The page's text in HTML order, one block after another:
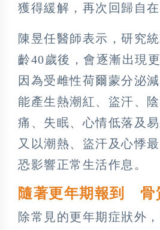
獲得緩解，再次回歸自在
陳昱任醫師表示，研究
齡40歲後，會逐漸出現
因為受雌性荷爾蒙分泌
能產生熱潮紅、盜汗、
痛、失眠、心情低落及
又以潮熱、盜汗及心悸
恐影響正常生活作息。
隨著更年期報到 骨
除常見的更年期症狀外